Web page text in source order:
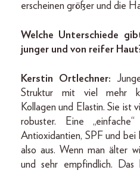
erscheinen größer und die
Welche Unterschiede
junger und von reifer
Kerstin Ortlechner:
Struktur mit viel mehr
Kollagen und Elastin. Sie ist
robuster. Eine
Antioxidantien, SPF und
also aus. Wenn man älter
und sehr empfindlich.